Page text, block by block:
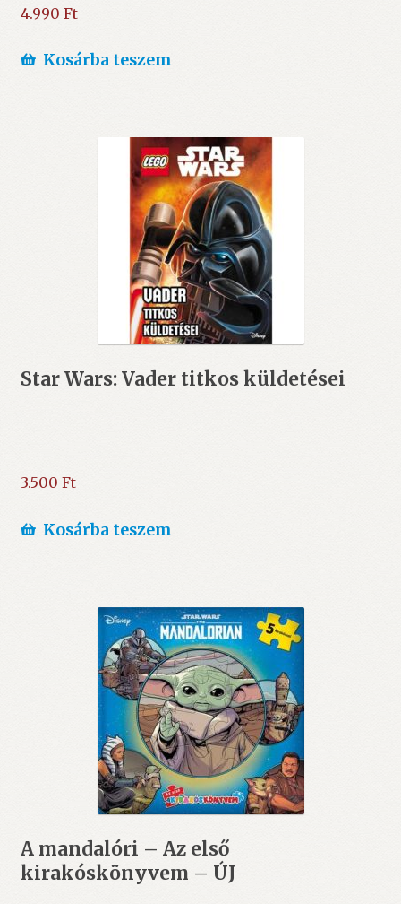
4.990 Ft
Kosárba teszem
Star Wars: Vader titkos küldetései
3.500 Ft
Kosárba teszem
A mandalóri – Az első
kirakóskönyvem – ÚJ